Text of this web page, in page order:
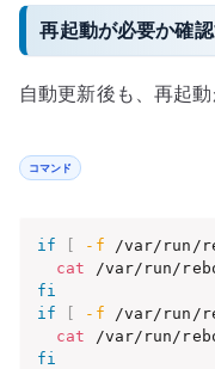
再起動が必要か確
自動更新後も、再起
コマンド
if -f /var/run/
cat
fi
if
-f /var/run/
cat
fi